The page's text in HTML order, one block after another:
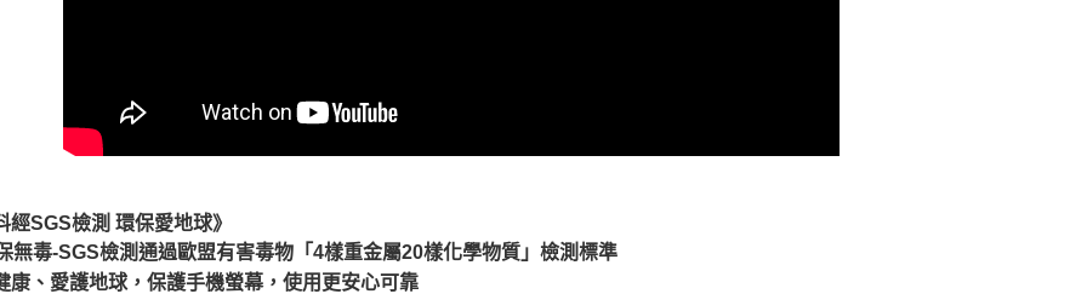
經SGS檢測 環保愛地球》
無毒-SGS檢測通過歐盟有害毒物「4樣重金屬20樣化學物質」檢測標準
康、愛護地球，保護手機螢幕，使用更安心可靠